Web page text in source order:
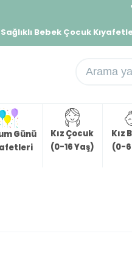
Bebek Çocuk
Günü
Kız Çocuk
(0-16 Yaş)
Kız
(0-6